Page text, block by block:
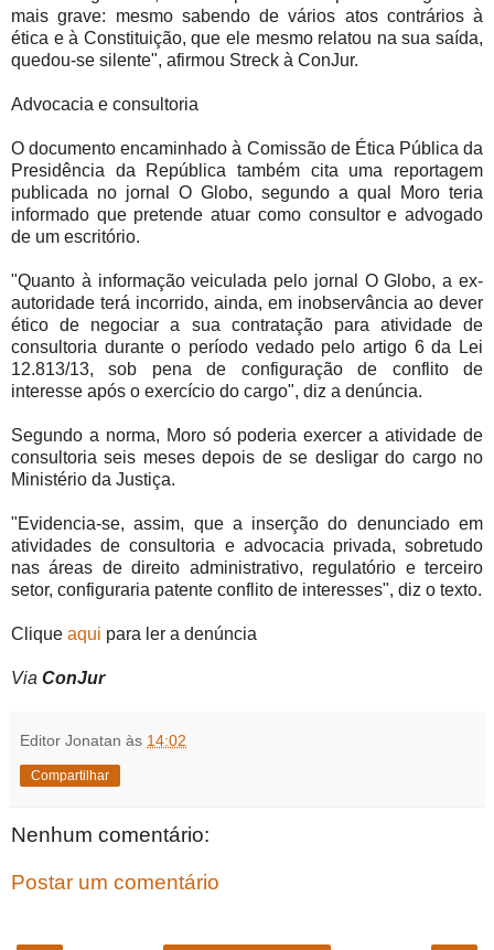
mais grave: mesmo sabendo de vários atos contrários à
ética e à Constituição, que ele mesmo relatou na sua saída,
quedou-se silente", afirmou Streck à ConJur.
Advocacia e consultoria
O documento encaminhado à Comissão de Ética Pública da
Presidência da República também cita uma reportagem
publicada no jornal O Globo, segundo a qual Moro teria
informado que pretende atuar como consultor e advogado
de um escritório.
"Quanto à informação veiculada pelo jornal O Globo, a ex-
autoridade terá incorrido, ainda, em inobservância ao dever
ético de negociar a sua contratação para atividade de
consultoria durante o período vedado pelo artigo 6 da Lei
12.813/13, sob pena de configuração de conflito de
interesse após o exercício do cargo", diz a denúncia.
Segundo a norma, Moro só poderia exercer a atividade de
consultoria seis meses depois de se desligar do cargo no
Ministério da Justiça.
"Evidencia-se, assim, que a inserção do denunciado em
atividades de consultoria e advocacia privada, sobretudo
nas áreas de direito administrativo, regulatório e terceiro
setor, configuraria patente conflito de interesses", diz o texto.
Clique aqui para ler a denúncia
Via ConJur
Editor Jonatan às 14:02
Compartilhar
Nenhum comentário:
Postar um comentário